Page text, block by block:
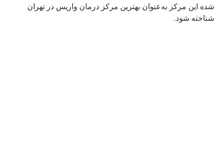
شده این مرکز به‌عنوان بهترین مرکز درمان واریس در تهران
شناخته شود.